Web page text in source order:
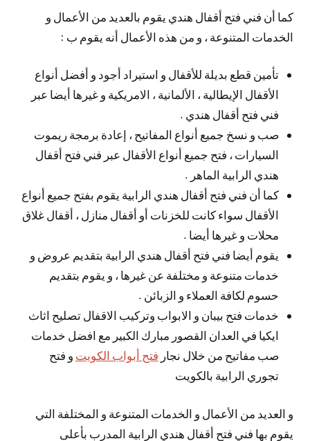
كما أن فني فتح أقفال هندي يقوم بالعديد من الأعمال و
الخدمات المتنوعة ، و من هذه الأعمال أنه يقوم ب :
تأمين قطع بديلة للأقفال و استيراد أجود و أفضل أنواع
الأقفال الإيطالية ، الألمانية ، الامريكية و غيرها أيضا عبر
فني فتح أقفال هندي .
صب و نسخ جميع أنواع المفاتيح ، إعادة برمجة ريموت
السيارات ، فتح جميع أنواع الأقفال عبر فني فتح أقفال
هندي الرابية الماهر .
كما أن فني فتح أقفال هندي الرابية يقوم بفتح جميع أنواع
الأقفال سواء كانت للخزنات أو أقفال منازل ، أقفال غلاق
محلات و غيرها أيضا .
يقوم أيضا فني فتح أقفال هندي الرابية بتقديم عروض و
خدمات متنوعة و مختلفة عن غيرها ، و يقوم بتقديم
حسوم لكافة العملاء و الزبائن .
خدمات فتح بيبان و الابواب وتركيب الاقفال تصليح اثاث
ايكيا في العدان القصور مبارك الكبير مع افضل خدمات
صب مفاتيح من خلال نجار فتح أبواب الكويت و فتح
تجوري الرابية بالكويت
و العديد من الأعمال و الخدمات المتنوعة و المختلفة التي
يقوم بها فني فتح أقفال هندي الرابية المدرب بأعلى